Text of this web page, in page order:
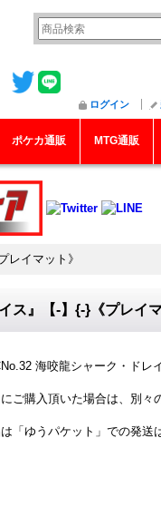
ログイン
ポケカ通販 MTG通販
レイマット》
ス』【-】{-}《プレイマ
海咬龍シャーク・ドレ
ご購入頂いた場合は、別々
「ゆうパケット」での発送